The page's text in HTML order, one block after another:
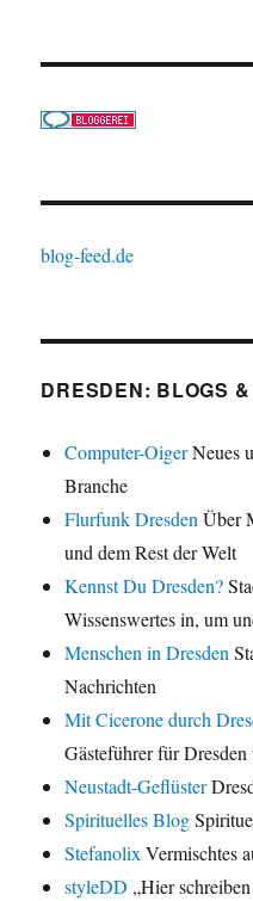
blog-feed.de
DRESDEN: BLOGS
Computer-OigerNeues
Branche
Flurfunk Dresden Über
und dem Rest der Welt
Kennst Du Dresden?
Wissenswertes in, um
Menschen in Dresden
Nachrichten
Mit Cicerone durch
Gästeführer für
Neustadt-Geflüster
Spirituelles Blog
Stefanolix Vermischtes
styleDD „Hier